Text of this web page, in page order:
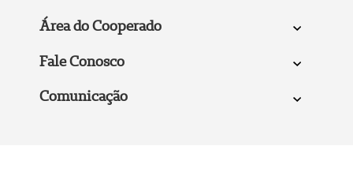
Área do Cooperado
Fale Conosco
Comunicação